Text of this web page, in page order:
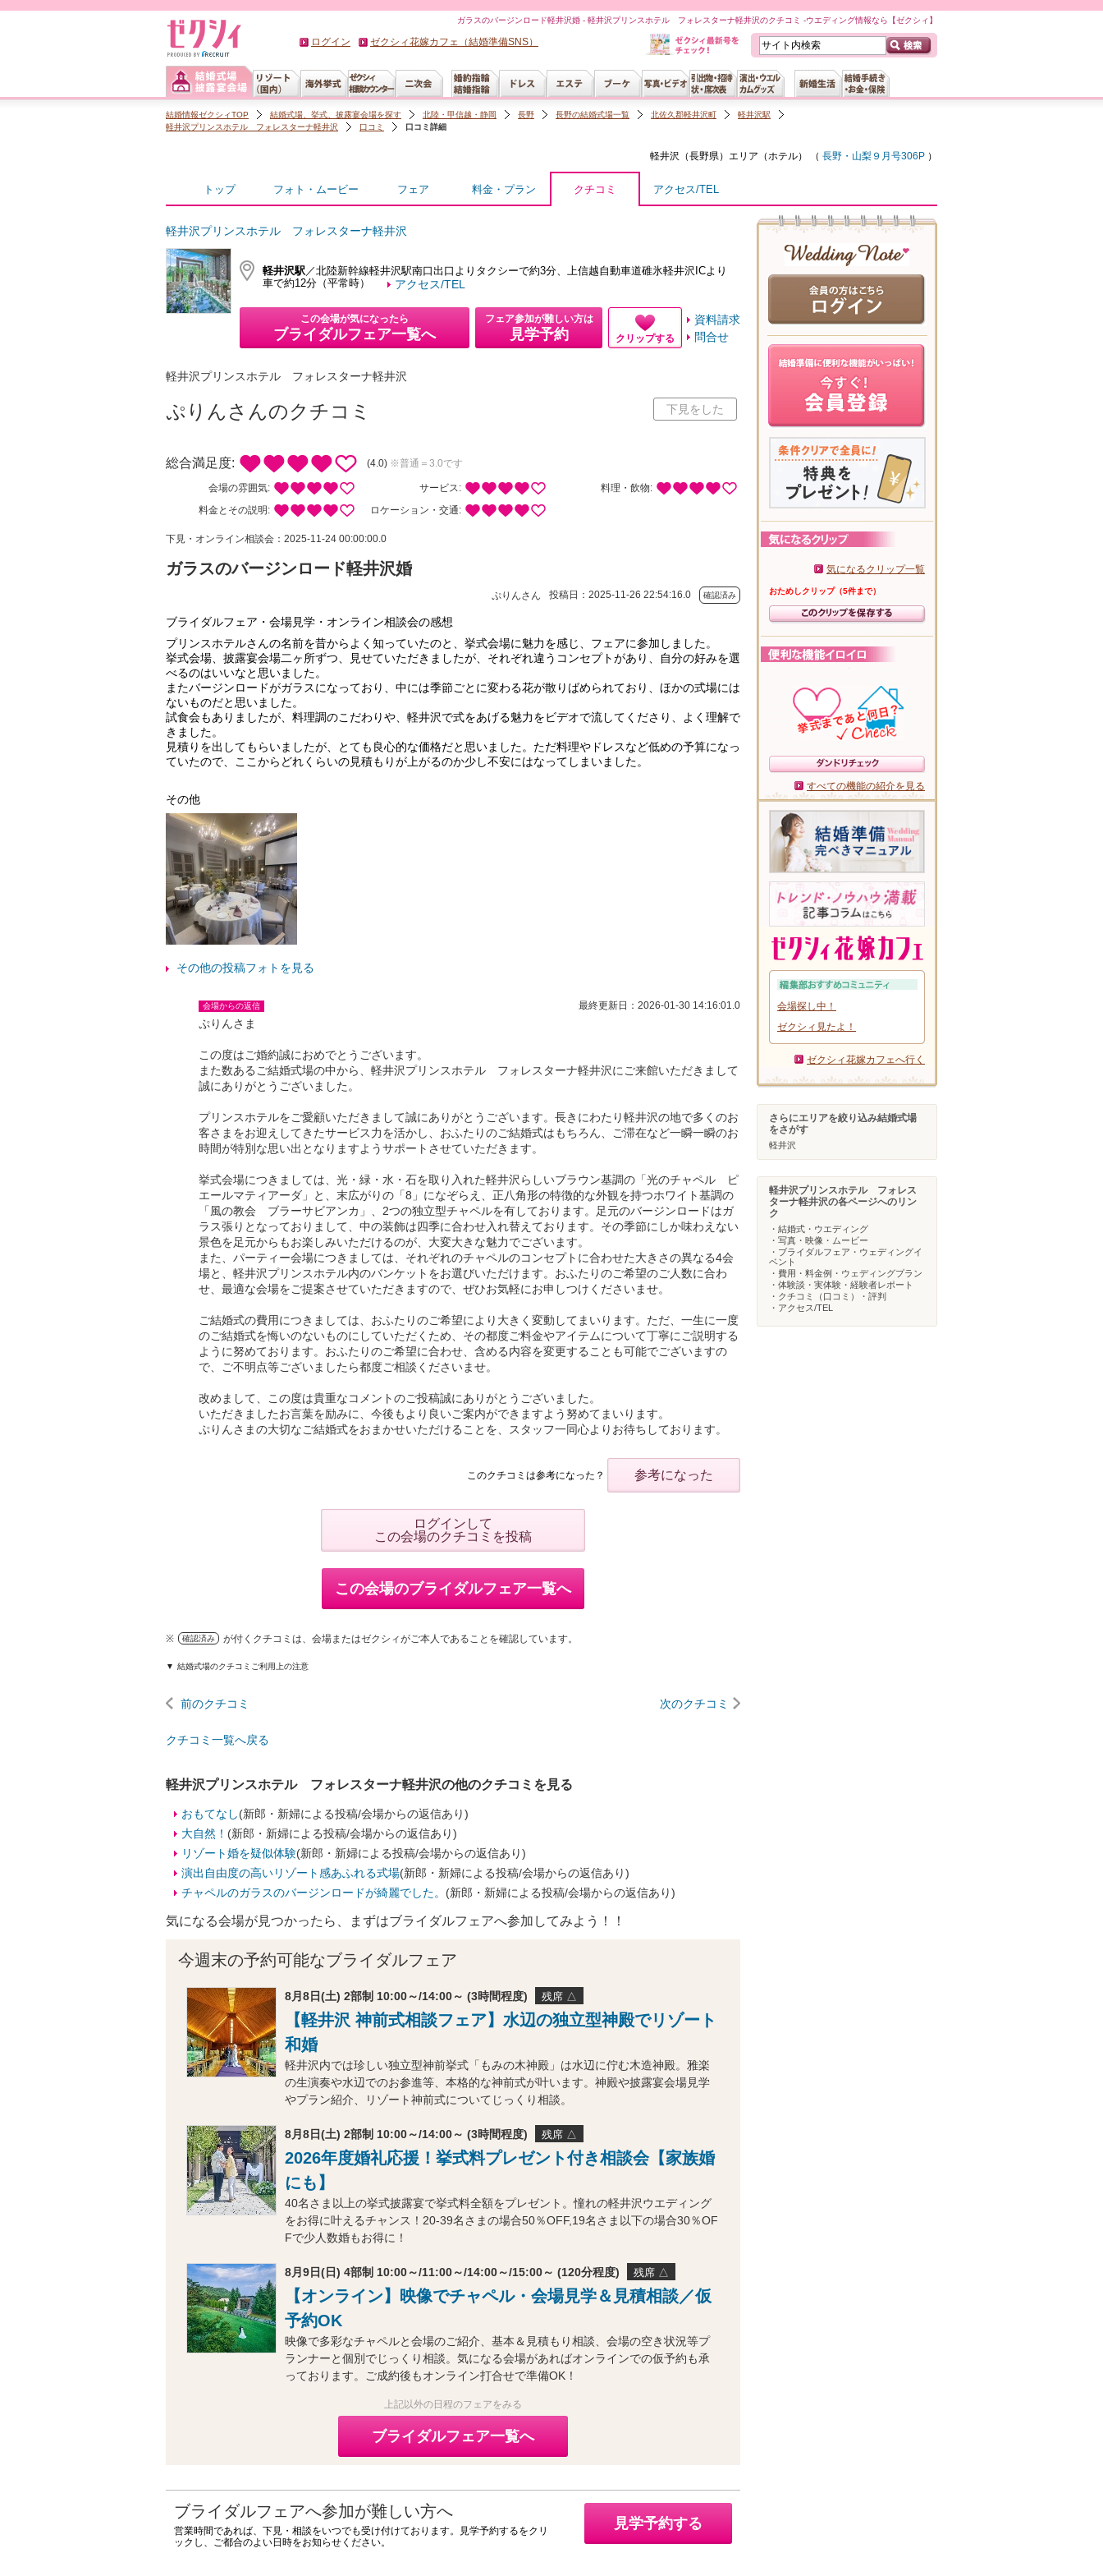
ガラスのバージンロード軽井沢婚 - 軽井沢プリンスホテル フォレスターナ軽井沢のクチコミ -ウエディング情報なら【ゼクシィ】
ログイン ゼクシィ花嫁カフェ（結婚準備SNS）
結婚情報ゼクシィTOP 結婚式場、挙式、披露宴会場を探す 北陸・甲信越・静岡 長野 長野の結婚式場一覧 北佐久郡軽井沢町
軽井沢駅
軽井沢プリンスホテル フォレスターナ軽井沢
口コミ 口コミ詳細
軽井沢（長野県） エリア（ホテル） （ 長野・山梨９月号306P ）
トップ フォト・ムービー フェア 料金・プラン クチコミ アクセス/TEL
軽井沢プリンスホテル フォレスターナ軽井沢
軽井沢駅／北陸新幹線軽井沢駅南口出口よりタクシーで約3分、上信越自動車道碓氷軽井沢ICより
車で約12分（平常時）
アクセス/TEL
この会場が気になったら
ブライダルフェア一覧へ
フェア参加が難しい方は
見学予約 クリップする
資料請求
問合せ
軽井沢プリンスホテル フォレスターナ軽井沢
ぷりんさんのクチコミ 下見をした
総合満足度: (4.0) ※普通＝3.0です
会場の雰囲気: サービス:
料理・飲物:
料金とその説明:
ロケーション・交通:
下見・オンライン相談会：2025-11-24 00:00:00.0
ガラスのバージンロード軽井沢婚
ぷりんさん 投稿日：2025-11-26 22:54:16.0 確認済み
ブライダルフェア・会場見学・オンライン相談会の感想
プリンスホテルさんの名前を昔からよく知っていたのと、挙式会場に魅力を感じ、フェアに参加しました。
挙式会場、披露宴会場二ヶ所ずつ、見せていただきましたが、それぞれ違うコンセプトがあり、自分の好みを選
べるのはいいなと思いました。
またバージンロードがガラスになっており、中には季節ごとに変わる花が散りばめられており、ほかの式場には
ないものだと思いました。
試食会もありましたが、料理調のこだわりや、軽井沢で式をあげる魅力をビデオで流してくださり、よく理解で
きました。
見積りを出してもらいましたが、とても良心的な価格だと思いました。ただ料理やドレスなど低めの予算になっ
ていたので、ここからどれくらいの見積もりが上がるのか少し不安にはなってしまいました。
その他
その他の投稿フォトを見る
会場からの返信 最終更新日：2026-01-30 14:16:01.0
ぷりんさま
この度はご婚約誠におめでとうございます。
また数あるご結婚式場の中から、軽井沢プリンスホテル フォレスターナ軽井沢にご来館いただきまして
誠にありがとうございました。
プリンスホテルをご愛顧いただきまして誠にありがとうございます。長きにわたり軽井沢の地で多くのお
客さまをお迎えしてきたサービス力を活かし、おふたりのご結婚式はもちろん、ご滞在など一瞬一瞬のお
時間が特別な思い出となりますようサポートさせていただきます。
挙式会場につきましては、光・緑・水・石を取り入れた軽井沢らしいブラウン基調の「光のチャペル ピ
エールマティアーダ」と、末広がりの「8」になぞらえ、正八角形の特徴的な外観を持つホワイト基調の
「風の教会 ブラーサビアンカ」、2つの独立型チャペルを有しております。足元のバージンロードはガ
ラス張りとなっておりまして、中の装飾は四季に合わせ入れ替えております。その季節にしか味わえない
景色を足元からもお楽しみいただけるのが、大変大きな魅力でございます。
また、パーティー会場につきましては、それぞれのチャペルのコンセプトに合わせた大きさの異なる4会
場と、軽井沢プリンスホテル内のバンケットをお選びいただけます。おふたりのご希望のご人数に合わ
せ、最適な会場をご提案させていただきますので、ぜひお気軽にお申しつけくださいませ。
ご結婚式の費用につきましては、おふたりのご希望により大きく変動してまいります。ただ、一生に一度
のご結婚式を悔いのないものにしていただくため、その都度ご料金やアイテムについて丁寧にご説明する
ように努めております。おふたりのご希望に合わせ、含める内容を変更することも可能でございますの
で、ご不明点等ございましたら都度ご相談くださいませ。
改めまして、この度は貴重なコメントのご投稿誠にありがとうございました。
いただきましたお言葉を励みに、今後もより良いご案内ができますよう努めてまいります。
ぷりんさまの大切なご結婚式をおまかせいただけることを、スタッフ一同心よりお待ちしております。
このクチコミは参考になった？ 参考になった
ログインして
この会場のクチコミを投稿
この会場のブライダルフェア一覧へ
※ 確認済み が付くクチコミは、会場またはゼクシィがご本人であることを確認しています。
結婚式場のクチコミご利用上の注意
前のクチコミ 次のクチコミ
クチコミ一覧へ戻る
軽井沢プリンスホテル フォレスターナ軽井沢の他のクチコミを見る
おもてなし(新郎・新婦による投稿/会場からの返信あり)
大自然！ (新郎・新婦による投稿/会場からの返信あり)
リゾート婚を疑似体験(新郎・新婦による投稿/会場からの返信あり)
演出自由度の高いリゾート感あふれる式場(新郎・新婦による投稿/会場からの返信あり)
チャペルのガラスのバージンロードが綺麗でした。 (新郎・新婦による投稿/会場からの返信あり)
気になる会場が見つかったら、まずはブライダルフェアへ参加してみよう！！
今週末の予約可能なブライダルフェア
8月8日(土) 2部制 10:00～/14:00～ (3時間程度) 残席 △
【軽井沢 神前式相談フェア】水辺の独立型神殿でリゾート
和婚
軽井沢内では珍しい独立型神前挙式「もみの木神殿」は水辺に佇む木造神殿。雅楽
の生演奏や水辺でのお参進等、本格的な神前式が叶います。神殿や披露宴会場見学
やプラン紹介、リゾート神前式についてじっくり相談。
8月8日(土) 2部制 10:00～/14:00～ (3時間程度) 残席 △
2026年度婚礼応援！挙式料プレゼント付き相談会【家族婚
にも】
40名さま以上の挙式披露宴で挙式料全額をプレゼント。憧れの軽井沢ウエディング
をお得に叶えるチャンス！20-39名さまの場合50％OFF,19名さま以下の場合30％OF
Fで少人数婚もお得に！
8月9日(日) 4部制 10:00～/11:00～/14:00～/15:00～ (120分程度) 残席 △
【オンライン】映像でチャペル・会場見学＆見積相談／仮
予約OK
映像で多彩なチャペルと会場のご紹介、基本＆見積もり相談、会場の空き状況等プ
ランナーと個別でじっくり相談。気になる会場があればオンラインでの仮予約も承
っております。ご成約後もオンライン打合せで準備OK！
上記以外の日程のフェアをみる
ブライダルフェア一覧へ
ブライダルフェアへ参加が難しい方へ
営業時間であれば、下見・相談をいつでも受け付けております。見学予約するをクリ
ックし、ご都合のよい日時をお知らせください。
見学予約する
気になるクリップ一覧
おためしクリップ（5件まで）
すべての機能の紹介を見る
会場探し中！
ゼクシィ見たよ！
ゼクシィ花嫁カフェへ行く
さらにエリアを絞り込み結婚式場
をさがす
軽井沢
軽井沢プリンスホテル フォレス
ターナ軽井沢の各ページへのリン
ク
・結婚式・ウエディング
・写真・映像・ムービー
・ブライダルフェア・ウェディングイ
ベント
・費用・料金例・ウェディングプラン
・体験談・実体験・経験者レポート
・クチコミ（口コミ）・評判
・アクセス/TEL